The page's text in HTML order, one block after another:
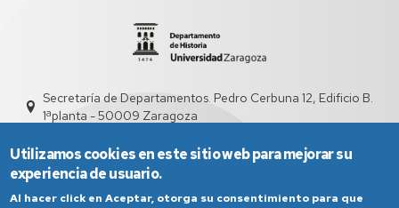
Secretaría de Departamentos. Pedro Cerbuna 12, Edificio B.
1ªplanta - 50009 Zaragoza
Utilizamos cookies en este sitio web para mejorar su
experiencia de usuario.
Al hacer click en Aceptar, otorga su consentimiento para que